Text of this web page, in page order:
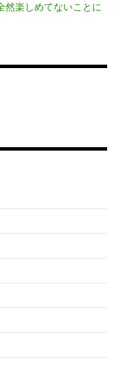
然楽しめてないことに